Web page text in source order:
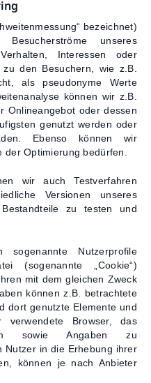
bezeichnet)
unseres
Interessen oder
den Besuchern, wie z.B.
als pseudonyme Werte
können wir z.B.
Onlineangebot oder dessen
genutzt werden oder
Ebenso können wir
Optimierung bedürfen.
wir auch Testverfahren
Versionen unseres
zu testen und
Nutzerprofile
(sogenannte „Cookie“)
mit dem gleichen Zweck
können z.B. betrachtete
dort genutzte Elemente und
verwendete Browser, das
sowie Angaben zu
Nutzer in die Erhebung ihrer
können je nach Anbieter